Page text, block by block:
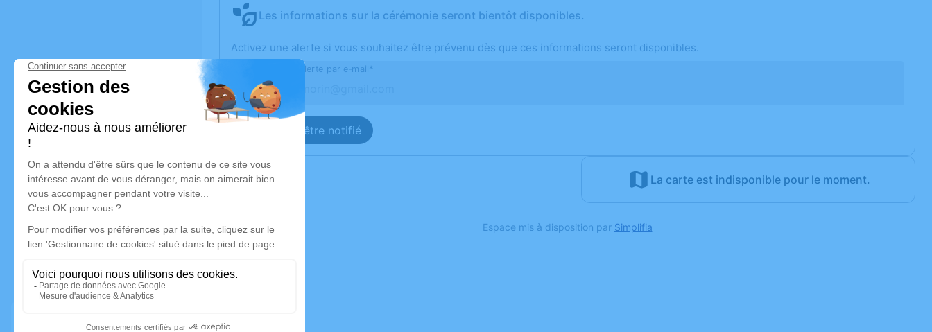
Les informations sur la cérémonie seront bientôt disponibles.
Activez une alerte si vous souhaitez être prévenu dès que ces informations seront disponibles.
Recevoir une alerte par e-mail*
Je veux être notifié
La carte est indisponible pour le moment.
Espace mis à disposition par Simplifia